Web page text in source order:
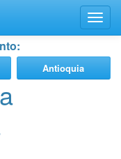
Antioquia